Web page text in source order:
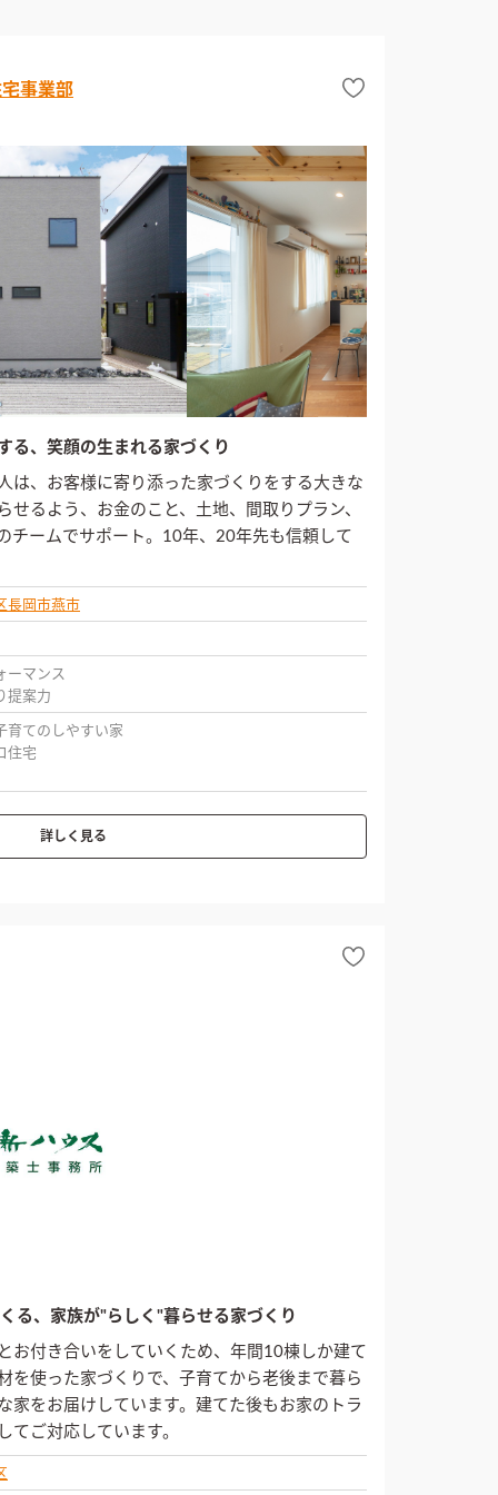
事業部
る、笑顔の生まれる家づくり
は、お客様に寄り添った家づくりをする大きな
せるよう、お金のこと、土地、間取りプラン、
チームでサポート。10年、20年先も信頼して
長岡市燕市
ーマンス
提案力
育てのしやすい家
住宅
詳しく見る
る、家族が"らしく"暮らせる家づくり
お付き合いをしていくため、年間10棟しか建て
を使った家づくりで、子育てから老後まで暮ら
家をお届けしています。建てた後もお家のトラ
てご対応しています。